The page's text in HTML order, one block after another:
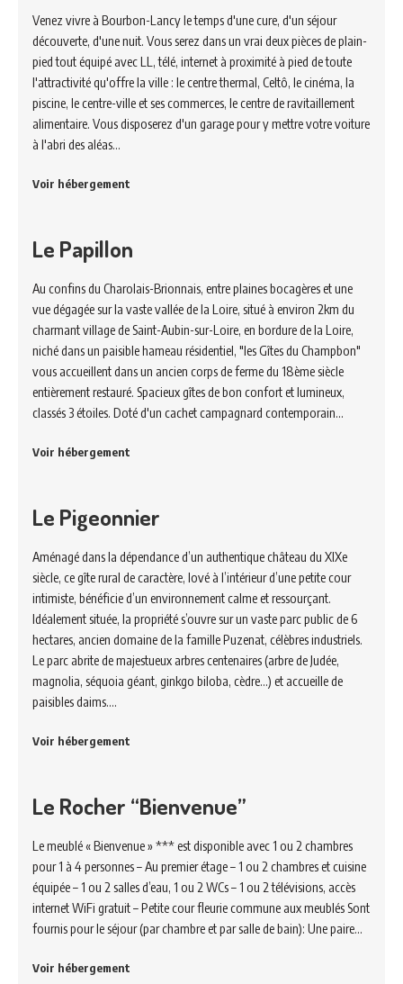
Venez vivre à Bourbon-Lancy le temps d'une cure, d'un séjour
découverte, d'une nuit. Vous serez dans un vrai deux pièces de plain-
pied tout équipé avec LL, télé, internet à proximité à pied de toute
l'attractivité qu'offre la ville : le centre thermal, Celtô, le cinéma, la
piscine, le centre-ville et ses commerces, le centre de ravitaillement
alimentaire. Vous disposerez d'un garage pour y mettre votre voiture
à l'abri des aléas…
Voir hébergement
Le Papillon
Au confins du Charolais-Brionnais, entre plaines bocagères et une
vue dégagée sur la vaste vallée de la Loire, situé à environ 2km du
charmant village de Saint-Aubin-sur-Loire, en bordure de la Loire,
niché dans un paisible hameau résidentiel, "les Gîtes du Champbon"
vous accueillent dans un ancien corps de ferme du 18ème siècle
entièrement restauré. Spacieux gîtes de bon confort et lumineux,
classés 3 étoiles. Doté d'un cachet campagnard contemporain…
Voir hébergement
Le Pigeonnier
Aménagé dans la dépendance d’un authentique château du XIXe
siècle, ce gîte rural de caractère, lové à l’intérieur d’une petite cour
intimiste, bénéficie d’un environnement calme et ressourçant.
Idéalement située, la propriété s’ouvre sur un vaste parc public de 6
hectares, ancien domaine de la famille Puzenat, célèbres industriels.
Le parc abrite de majestueux arbres centenaires (arbre de Judée,
magnolia, séquoia géant, ginkgo biloba, cèdre…) et accueille de
paisibles daims.…
Voir hébergement
Le Rocher “Bienvenue”
Le meublé « Bienvenue » *** est disponible avec 1 ou 2 chambres
pour 1 à 4 personnes – Au premier étage – 1 ou 2 chambres et cuisine
équipée – 1 ou 2 salles d’eau, 1 ou 2 WCs – 1 ou 2 télévisions, accès
internet WiFi gratuit – Petite cour fleurie commune aux meublés Sont
fournis pour le séjour (par chambre et par salle de bain): Une paire…
Voir hébergement